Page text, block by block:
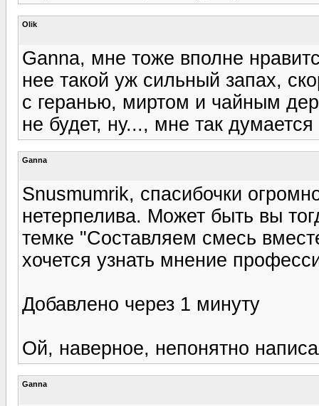
Olik
Ganna, мне тоже вполне
нее такой уж сильный запах,
с геранью, миртом и чайным
не будет, ну..., мне так
Ganna
Snusmumrik, спасибочки
нетерпелива. Может быть вы
темке "Составляем смесь
хочется узнать мнение
Добавлено через 1 минуту
Ой, наверное, непонятно
Ganna